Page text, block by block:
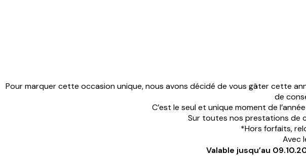
Pour marquer cette occasion unique, nous avons décidé de vous gâter cette
de
C’est le seul et unique moment de
Sur toutes nos prestations de
*Hors forfaits,
Avec
Valable jusqu’au